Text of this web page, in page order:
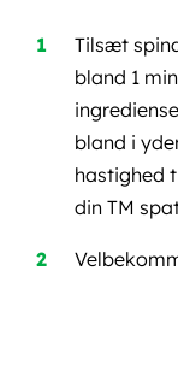
Tilsæt
bland 1
bland i
hastighed
din TM